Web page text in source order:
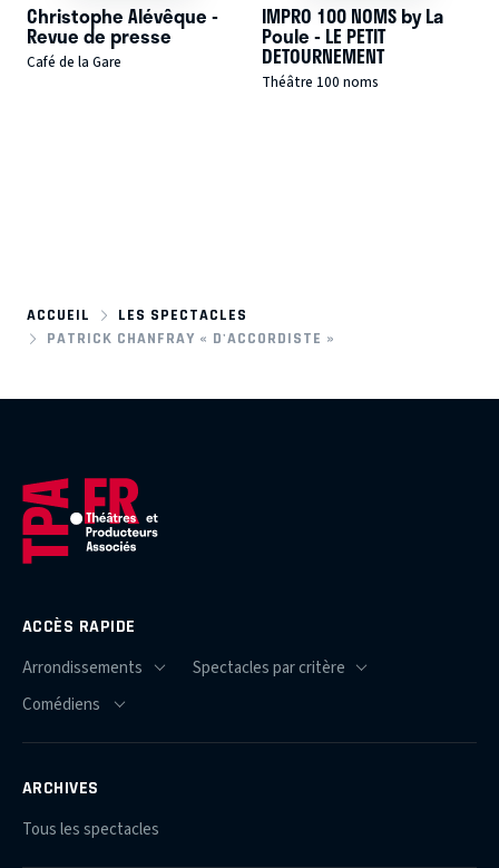
Christophe Alévêque -
Revue de presse
Café de la Gare
IMPRO 100 NOMS by La
Poule - LE PETIT
DETOURNEMENT
Théâtre 100 noms
ACCUEIL
LES SPECTACLES
PATRICK CHANFRAY « D'ACCORDISTE »
ACCÈS RAPIDE
ARCHIVES
Tous les spectacles